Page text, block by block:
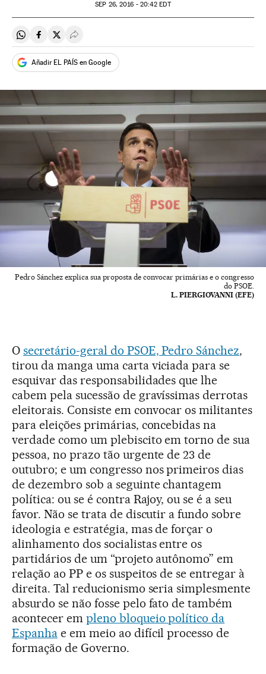
SEP 26, 2016 - 20:42 EDT
Compartir en Whatsapp
Compartir en Facebook
Compartir en Twitter
Desplegar Redes Sociales
Añadir EL PAÍS en Google
Pedro Sánchez explica sua proposta de convocar primárias e o congresso
do PSOE.
L. PIERGIOVANNI (EFE)
O secretário-geral do PSOE, Pedro Sánchez,
tirou da manga uma carta viciada para se
esquivar das responsabilidades que lhe
cabem pela sucessão de gravíssimas derrotas
eleitorais. Consiste em convocar os militantes
para eleições primárias, concebidas na
verdade como um plebiscito em torno de sua
pessoa, no prazo tão urgente de 23 de
outubro; e um congresso nos primeiros dias
de dezembro sob a seguinte chantagem
política: ou se é contra Rajoy, ou se é a seu
favor. Não se trata de discutir a fundo sobre
ideologia e estratégia, mas de forçar o
alinhamento dos socialistas entre os
partidários de um “projeto autônomo” em
relação ao PP e os suspeitos de se entregar à
direita. Tal reducionismo seria simplesmente
absurdo se não fosse pelo fato de também
acontecer em pleno bloqueio político da
Espanhae em meio ao difícil processo de
formação de Governo.